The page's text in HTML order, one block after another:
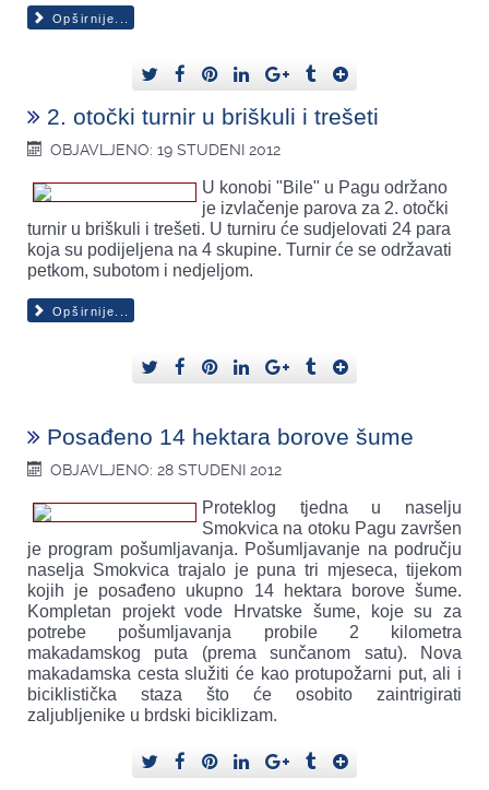
Opširnije...
2. otočki turnir u briškuli i trešeti
OBJAVLJENO: 19 STUDENI 2012
U konobi "Bile" u Pagu održano
je izvlačenje parova za 2. otočki
turnir u briškuli i trešeti. U turniru će sudjelovati 24 para
koja su podijeljena na 4 skupine. Turnir će se održavati
petkom, subotom i nedjeljom.
Opširnije...
Posađeno 14 hektara borove šume
OBJAVLJENO: 28 STUDENI 2012
Proteklog tjedna u naselju
Smokvica na otoku Pagu završen
je program pošumljavanja. Pošumljavanje na području
naselja Smokvica trajalo je puna tri mjeseca, tijekom
kojih je posađeno ukupno 14 hektara borove šume.
Kompletan projekt vode Hrvatske šume, koje su za
potrebe pošumljavanja probile 2 kilometra
makadamskog puta (prema sunčanom satu). Nova
makadamska cesta služiti će kao protupožarni put, ali i
biciklistička staza što će osobito zaintrigirati
zaljubljenike u brdski biciklizam.